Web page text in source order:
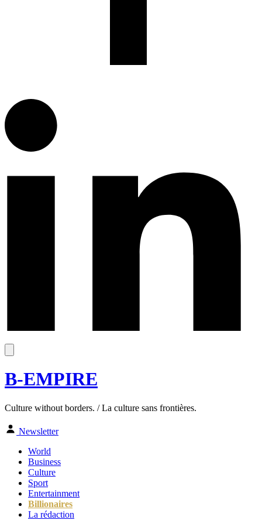
B-EMPIRE
Culture without borders. / La culture sans frontières.
Newsletter
World
Business
Culture
Sport
Entertainment
Billionaires
La rédaction